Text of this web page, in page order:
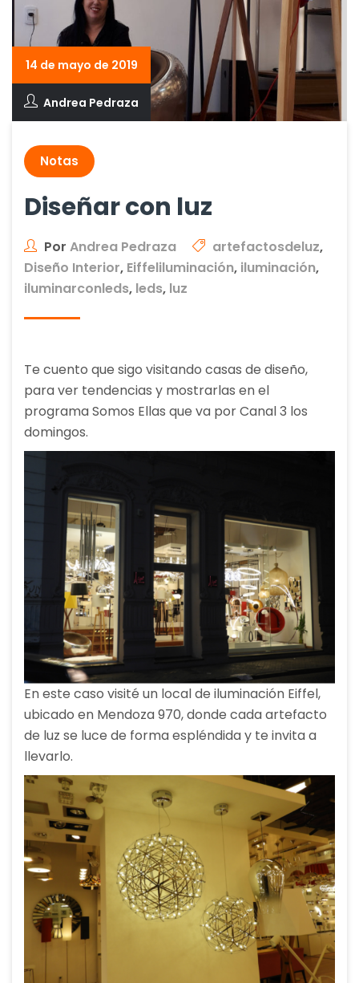
14 de mayo de 2019
Andrea Pedraza
Notas
Diseñar con luz
Por Andrea Pedraza artefactosdeluz,
Diseño Interior, Eiffeliluminación, iluminación,
iluminarconleds, leds, luz
Te cuento que sigo visitando casas de diseño,
para ver tendencias y mostrarlas en el
programa Somos Ellas que va por Canal 3 los
domingos.
En este caso visité un local de iluminación Eiffel,
ubicado en Mendoza 970, donde cada artefacto
de luz se luce de forma espléndida y te invita a
llevarlo.